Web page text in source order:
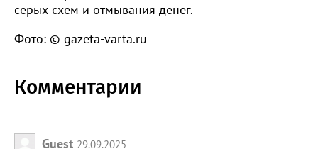
серых схем и отмывания денег.
Фото: © gazeta-varta.ru
Комментарии
Guest 29.09.2025